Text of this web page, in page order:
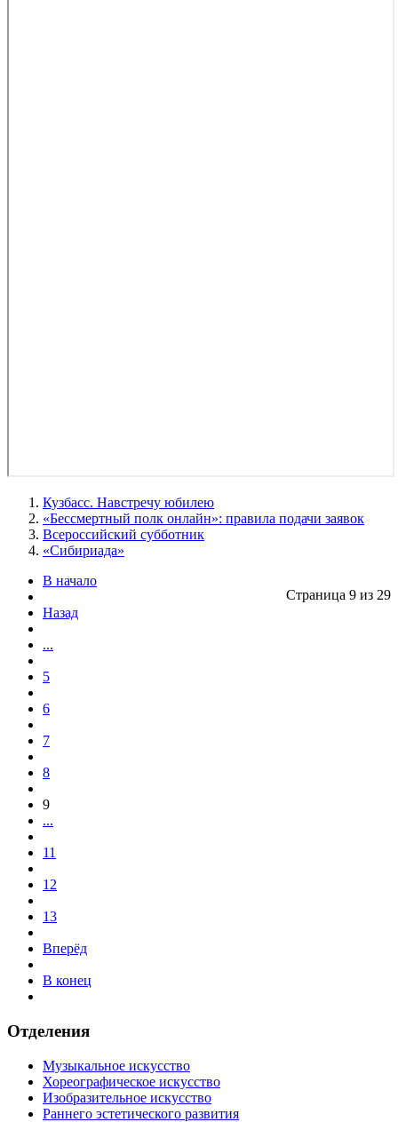
Кузбасс. Навстречу юбилею
«Бессмертный полк онлайн»: правила подачи заявок
Всероссийский субботник
«Сибириада»
Страница 9 из 29
В начало
Назад
...
5
6
7
8
9
...
11
12
13
Вперёд
В конец
Отделения
Музыкальное искусство
Хореографическое искусство
Изобразительное искусство
Раннего эстетического развития